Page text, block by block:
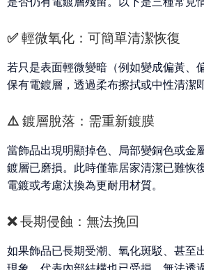
✅ 輕微氧化：可簡單清潔恢復
若只是表面輕微變暗（例如變成偏黃、
保有電鍍層，透過柔布擦拭或中性清潔
⚠️ 鍍層脫落：需重新鍍膜
當飾品出現明顯掉色、局部變銅色或金
鍍層已磨損。此時僅靠居家清潔已難恢
電鍍或考慮汰換為更耐用材質。
❌ 長期侵蝕：無法挽回
如果飾品已長期受潮、氧化斑駁、甚至